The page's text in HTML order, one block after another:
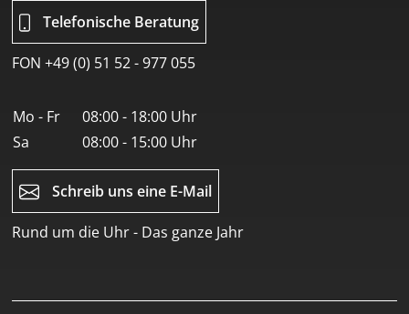
Telefonische Beratung
FON +49 (0) 51 52 - 977 055
Mo - Fr
08:00 - 18:00 Uhr
Sa
08:00 - 15:00 Uhr
Schreib uns eine E-Mail
Rund um die Uhr - Das ganze Jahr